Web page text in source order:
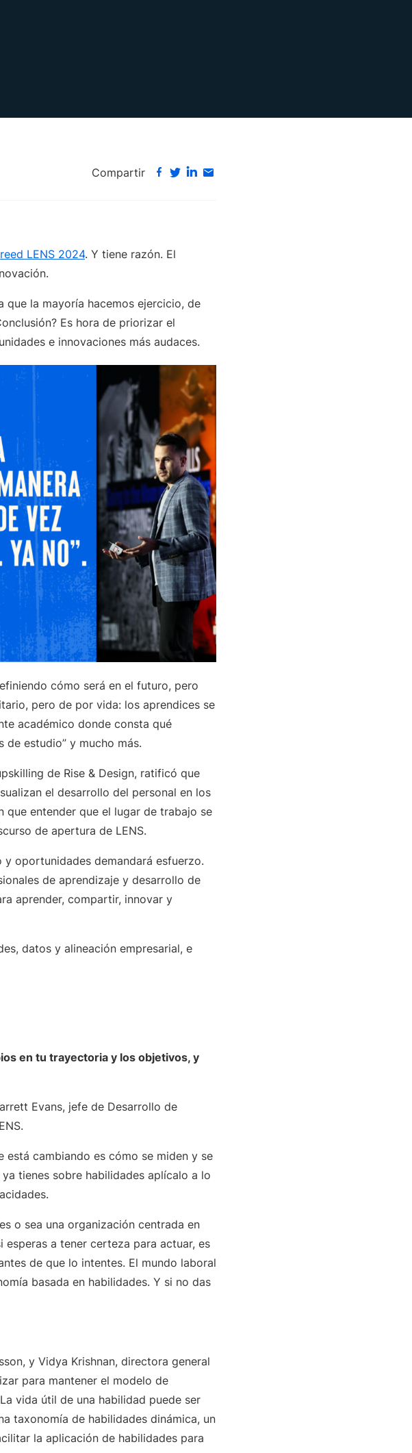
Compartir
LENS 2024. Y tiene razón. El
que la mayoría hacemos ejercicio, de
Es hora de priorizar el
e innovaciones más audaces.
cómo será en el futuro, pero
pero de por vida: los aprendices se
académico donde consta qué
estudio” y mucho más.
de Rise & Design, ratificó que
el desarrollo del personal en los
que entender que el lugar de trabajo se
de apertura de LENS.
oportunidades demandará esfuerzo.
de aprendizaje y desarrollo de
aprender, compartir, innovar y
datos y alineación empresarial, e
en tu trayectoria y los objetivos, y
Evans, jefe de Desarrollo de
está cambiando es cómo se miden y se
tienes sobre habilidades aplícalo a lo
o sea una organización centrada en
esperas a tener certeza para actuar, es
de que lo intentes. El mundo laboral
basada en habilidades. Y si no das
y Vidya Krishnan, directora general
para mantener el modelo de
vida útil de una habilidad puede ser
taxonomía de habilidades dinámica, un
la aplicación de habilidades para